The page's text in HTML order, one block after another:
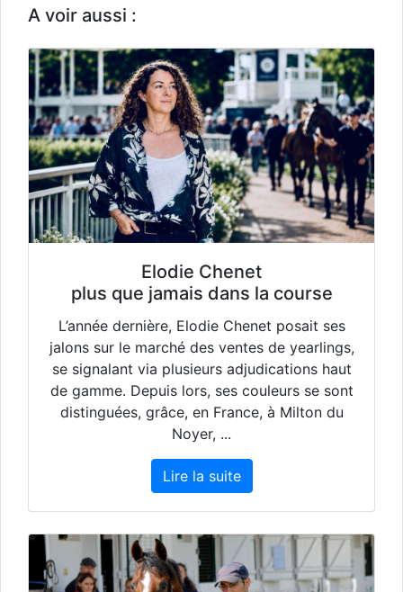
A voir aussi :
Elodie Chenet
plus que jamais dans la course
L’année dernière, Elodie Chenet posait ses
jalons sur le marché des ventes de yearlings,
se signalant via plusieurs adjudications haut
de gamme. Depuis lors, ses couleurs se sont
distinguées, grâce, en France, à Milton du
Noyer, ...
Lire la suite